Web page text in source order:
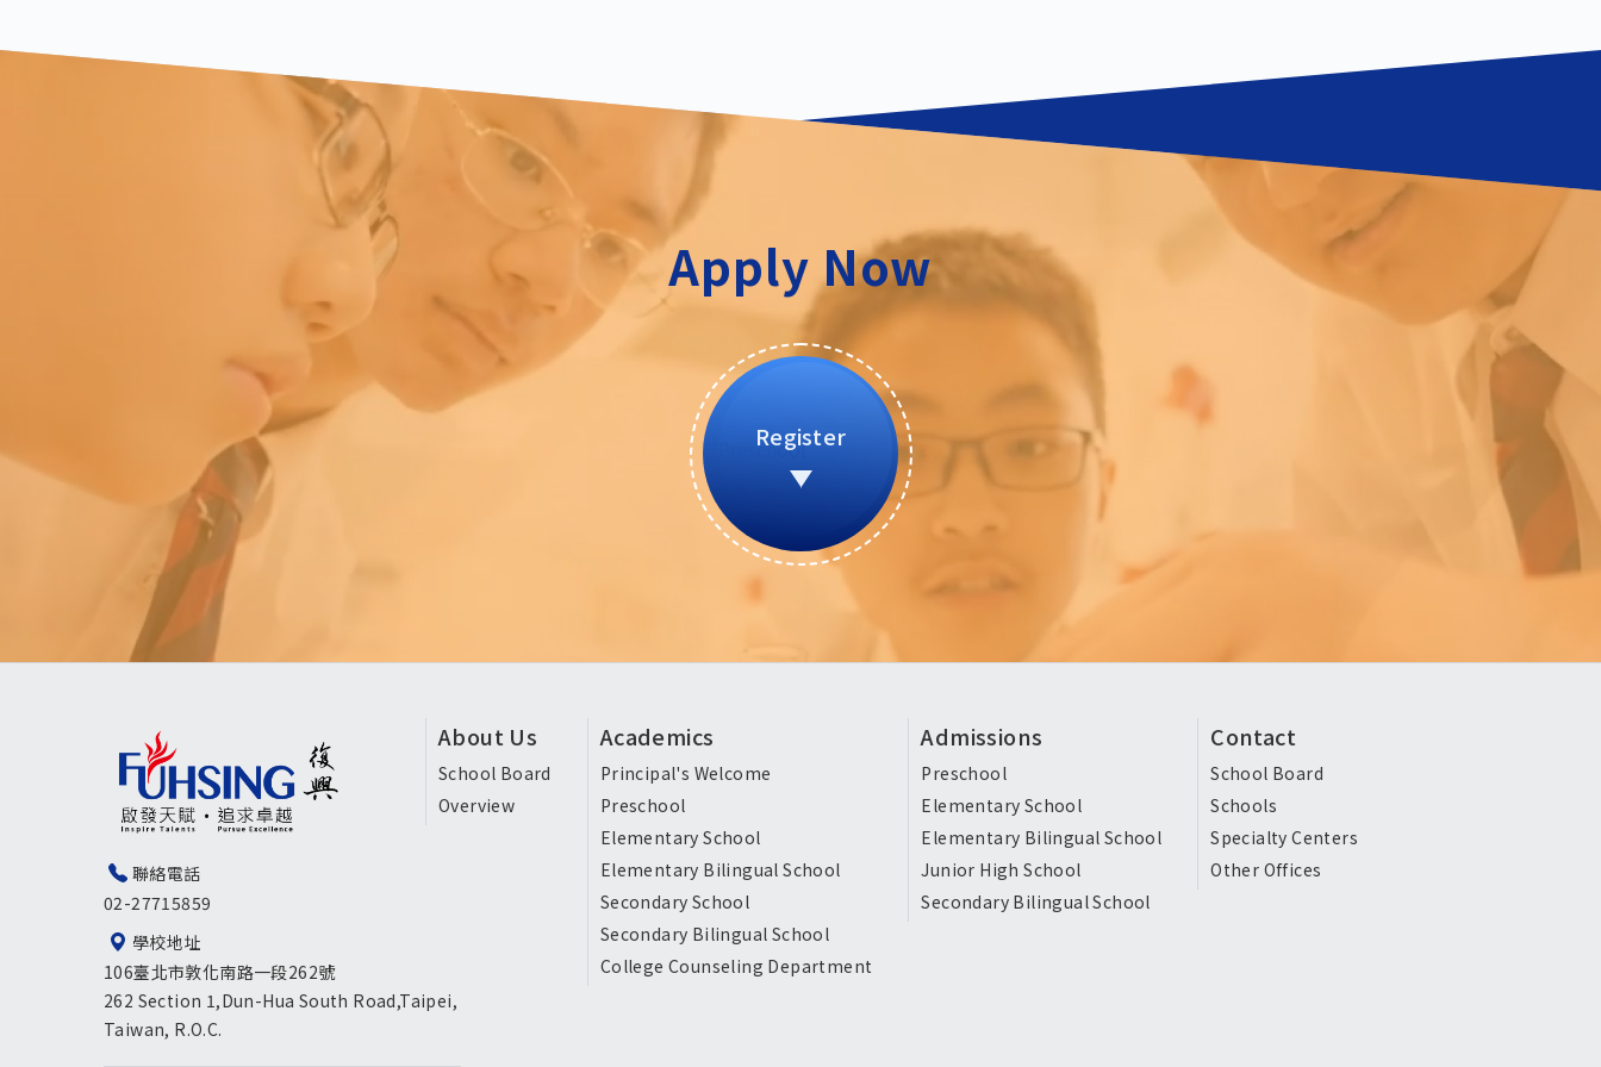
Apply Now
Register
聯絡電話
02-27715859
學校地址
106臺北市敦化南路一段262號
262 Section 1,Dun-Hua South Road,Taipei,
Taiwan, R.O.C.
頁
尾
選
版
About Us
School Board
Overview
Academics
Principal's Welcome
Preschool
Elementary School
Elementary Bilingual School
Secondary School
Secondary Bilingual School
College Counseling Department
Admissions
Preschool
Elementary School
Elementary Bilingual School
Junior High School
Secondary Bilingual School
Contact
School Board
Schools
Specialty Centers
Other Offices